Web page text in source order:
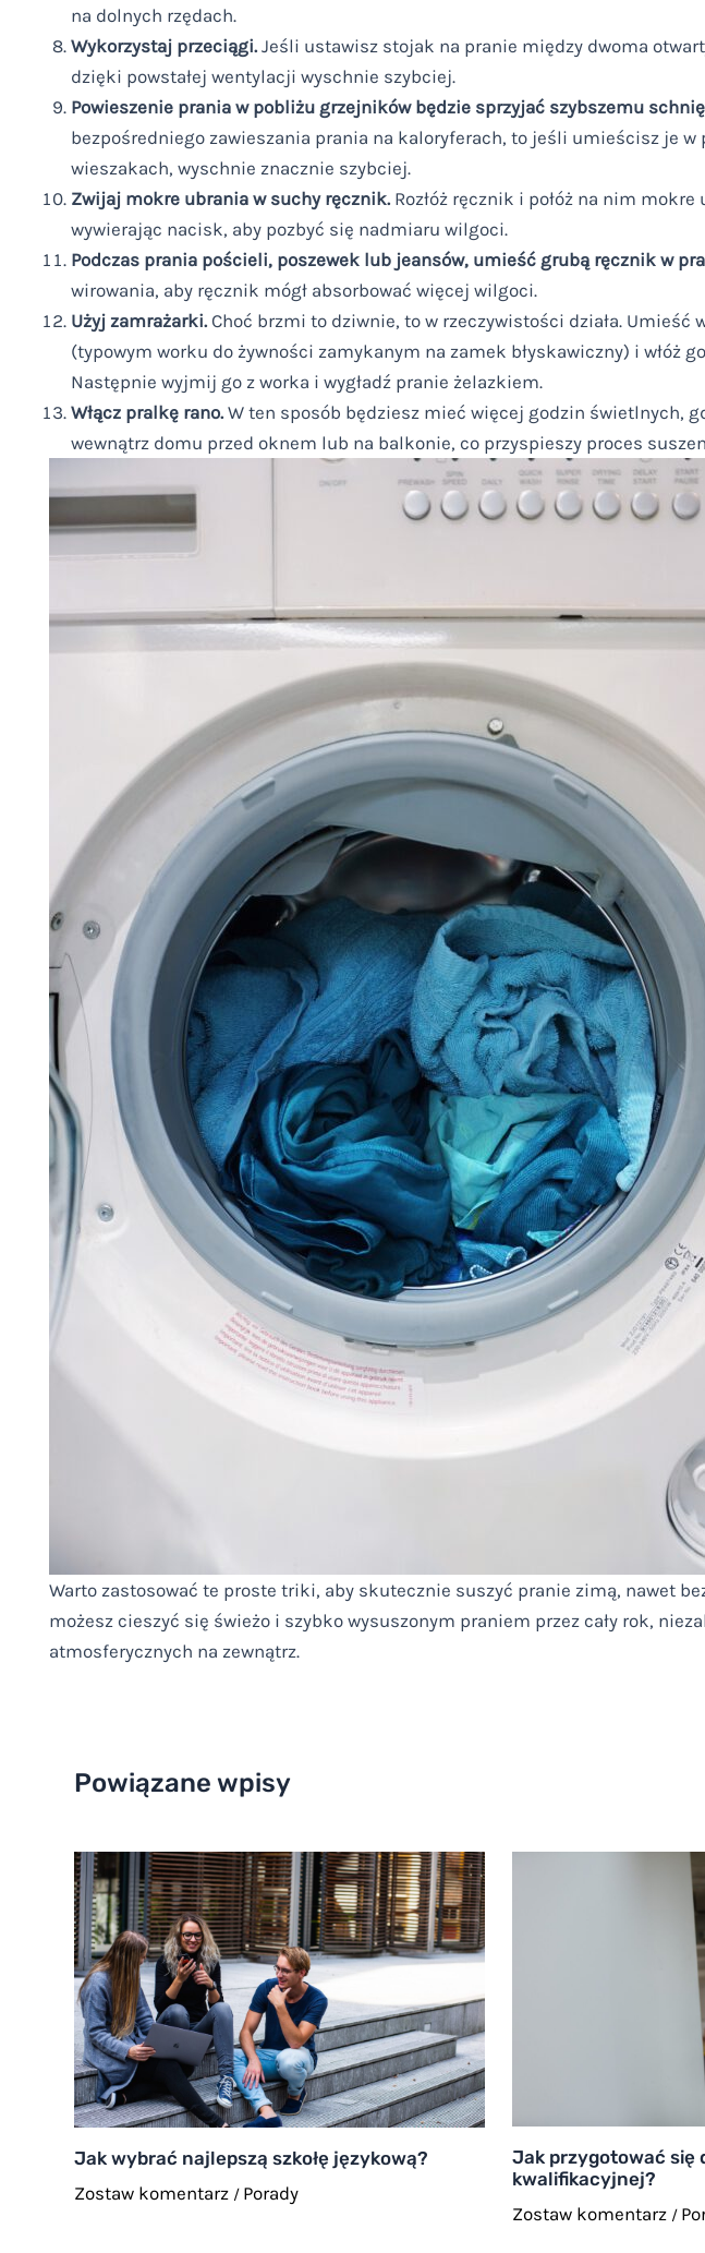
na dolnych rzędach.
Wykorzystaj przeciągi. Jeśli ustawisz stojak na pranie między dwoma
dzięki powstałej wentylacji wyschnie szybciej.
Powieszenie prania w pobliżu grzejników będzie sprzyjać szybszemu
bezpośredniego zawieszania prania na kaloryferach, to jeśli umieścisz je
wieszakach, wyschnie znacznie szybciej.
Zwijaj mokre ubrania w suchy ręcznik. Rozłóż ręcznik i połóż na nim
wywierając nacisk, aby pozbyć się nadmiaru wilgoci.
Podczas prania pościeli, poszewek lub jeansów, umieść grubą ręcznik w
wirowania, aby ręcznik mógł absorbować więcej wilgoci.
Użyj zamrażarki. Choć brzmi to dziwnie, to w rzeczywistości działa. Umieść
(typowym worku do żywności zamykanym na zamek błyskawiczny) i włóż
Następnie wyjmij go z worka i wygładź pranie żelazkiem.
Włącz pralkę rano. W ten sposób będziesz mieć więcej godzin świetlnych,
wewnątrz domu przed oknem lub na balkonie, co przyspieszy proces
Warto zastosować te proste triki, aby skutecznie suszyć pranie zimą, nawet
możesz cieszyć się świeżo i szybko wysuszonym praniem przez cały rok,
atmosferycznych na zewnątrz.
Powiązane wpisy
Jak wybrać najlepszą szkołę językową?
Zostaw komentarz / Porady
Jak przygotować się
kwalifikacyjnej?
Zostaw komentarz /